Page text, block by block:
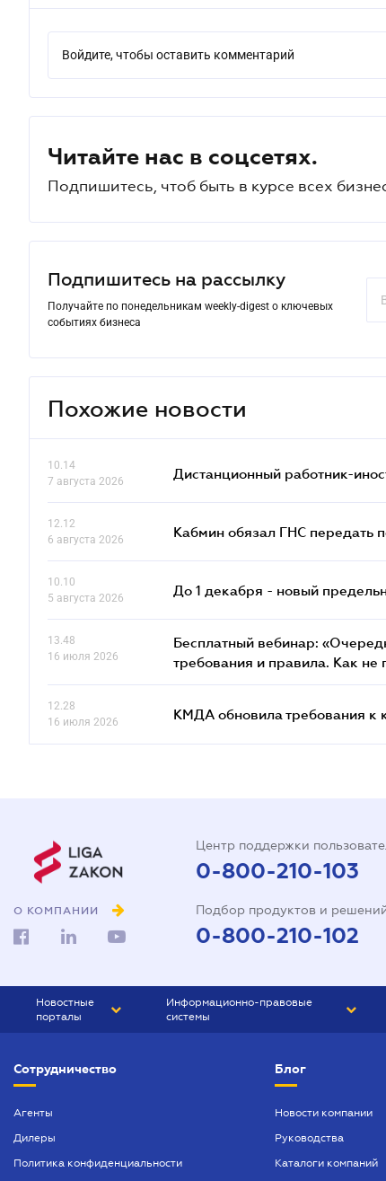
Войдите, чтобы оставить комментарий
Читайте нас в соцсетях.
Подпишитесь, чтоб быть в курсе всех
Подпишитесь на рассылку
Получайте по понедельникам weekly-digest о ключевых
событиях бизнеса
Похожие новости
10.14
7 августа 2026
Дистанционный работник-
12.12
6 августа 2026
Кабмин обязал ГНС передать
10.10
5 августа 2026
До 1 декабря - новый
13.48
16 июля 2026
Бесплатный вебинар:
требования и правила. Как не
12.28
16 июля 2026
КМДА обновила требования к
О КОМПАНИИ
Центр поддержки
0-800-210-103
Подбор продуктов и
0-800-210-102
Новостные
порталы
БИЗНЕС
Информационно-правовые
системы
БУХГАЛТЕР ПРОФ
ЮРИСТ ПРОФ
Сотрудничество
Агенты
Дилеры
Политика конфиденциальности
Блог
Новости компании
Руководства
Каталоги компаний